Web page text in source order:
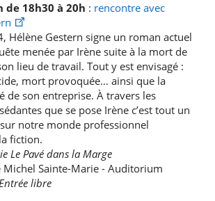
de 18h30 à 20h : rencontre avec
Hélène Gestern signe un roman actuel
menée par Irène suite à la mort de
lieu de travail. Tout y est envisagé :
mort provoquée… ainsi que la
de son entreprise. À travers les
que se pose Irène c’est tout un
notre monde professionnel
fiction.
Le Pavé dans la Marge
Michel Sainte-Marie - Auditorium
libre